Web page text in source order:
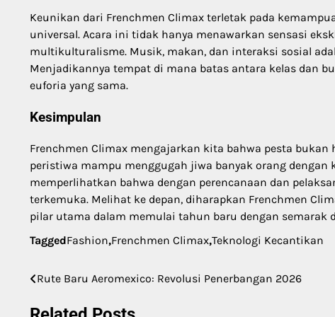
Keunikan dari Frenchmen Climax terletak pada
universal. Acara ini tidak hanya menawarkan sensasi
multikulturalisme. Musik, makan, dan interaksi sosial
Menjadikannya tempat di mana batas antara kelas dan
euforia yang sama.
Kesimpulan
Frenchmen Climax mengajarkan kita bahwa pesta
peristiwa mampu menggugah jiwa banyak orang dengan
memperlihatkan bahwa dengan perencanaan dan
terkemuka. Melihat ke depan, diharapkan Frenchmen
pilar utama dalam memulai tahun baru dengan semarak
TaggedFashion,Frenchmen Climax,Teknologi Kecantikan
Post
navigation
Rute Baru Aeromexico: Revolusi Penerbangan 2026